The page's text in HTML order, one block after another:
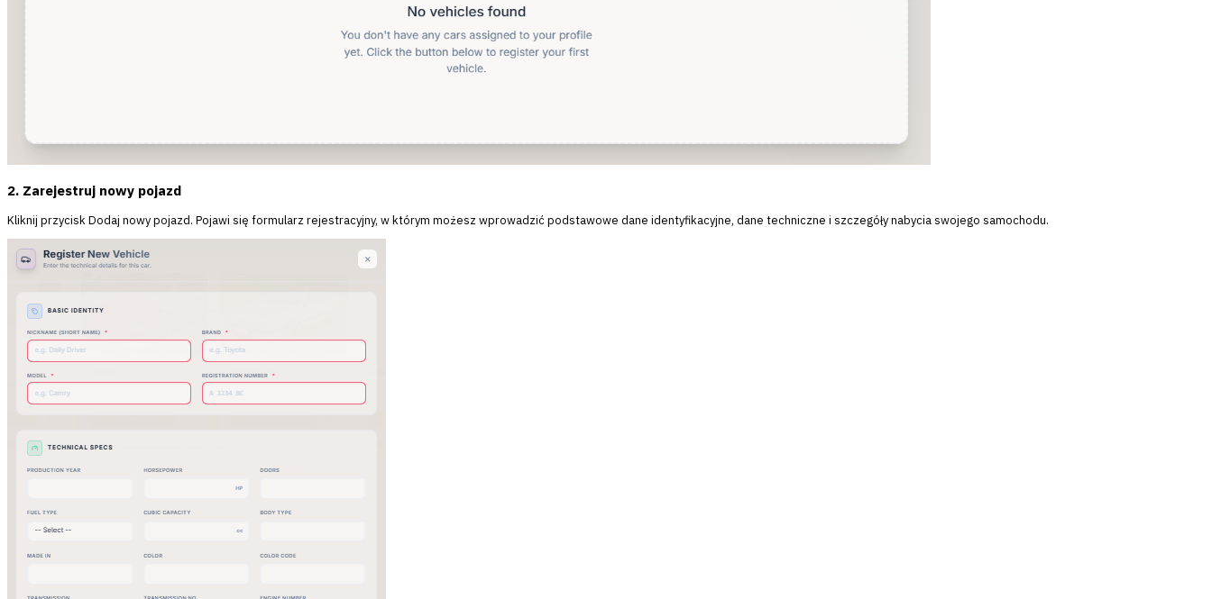
2. Zarejestruj nowy pojazd
Kliknij przyciskDodaj nowy pojazd. Pojawi się formularz rejestracyjny, w którym możesz wprowadzić podstawowe dane identyfikacyjne, dane techniczne i szczegóły nabycia swojego samochodu.